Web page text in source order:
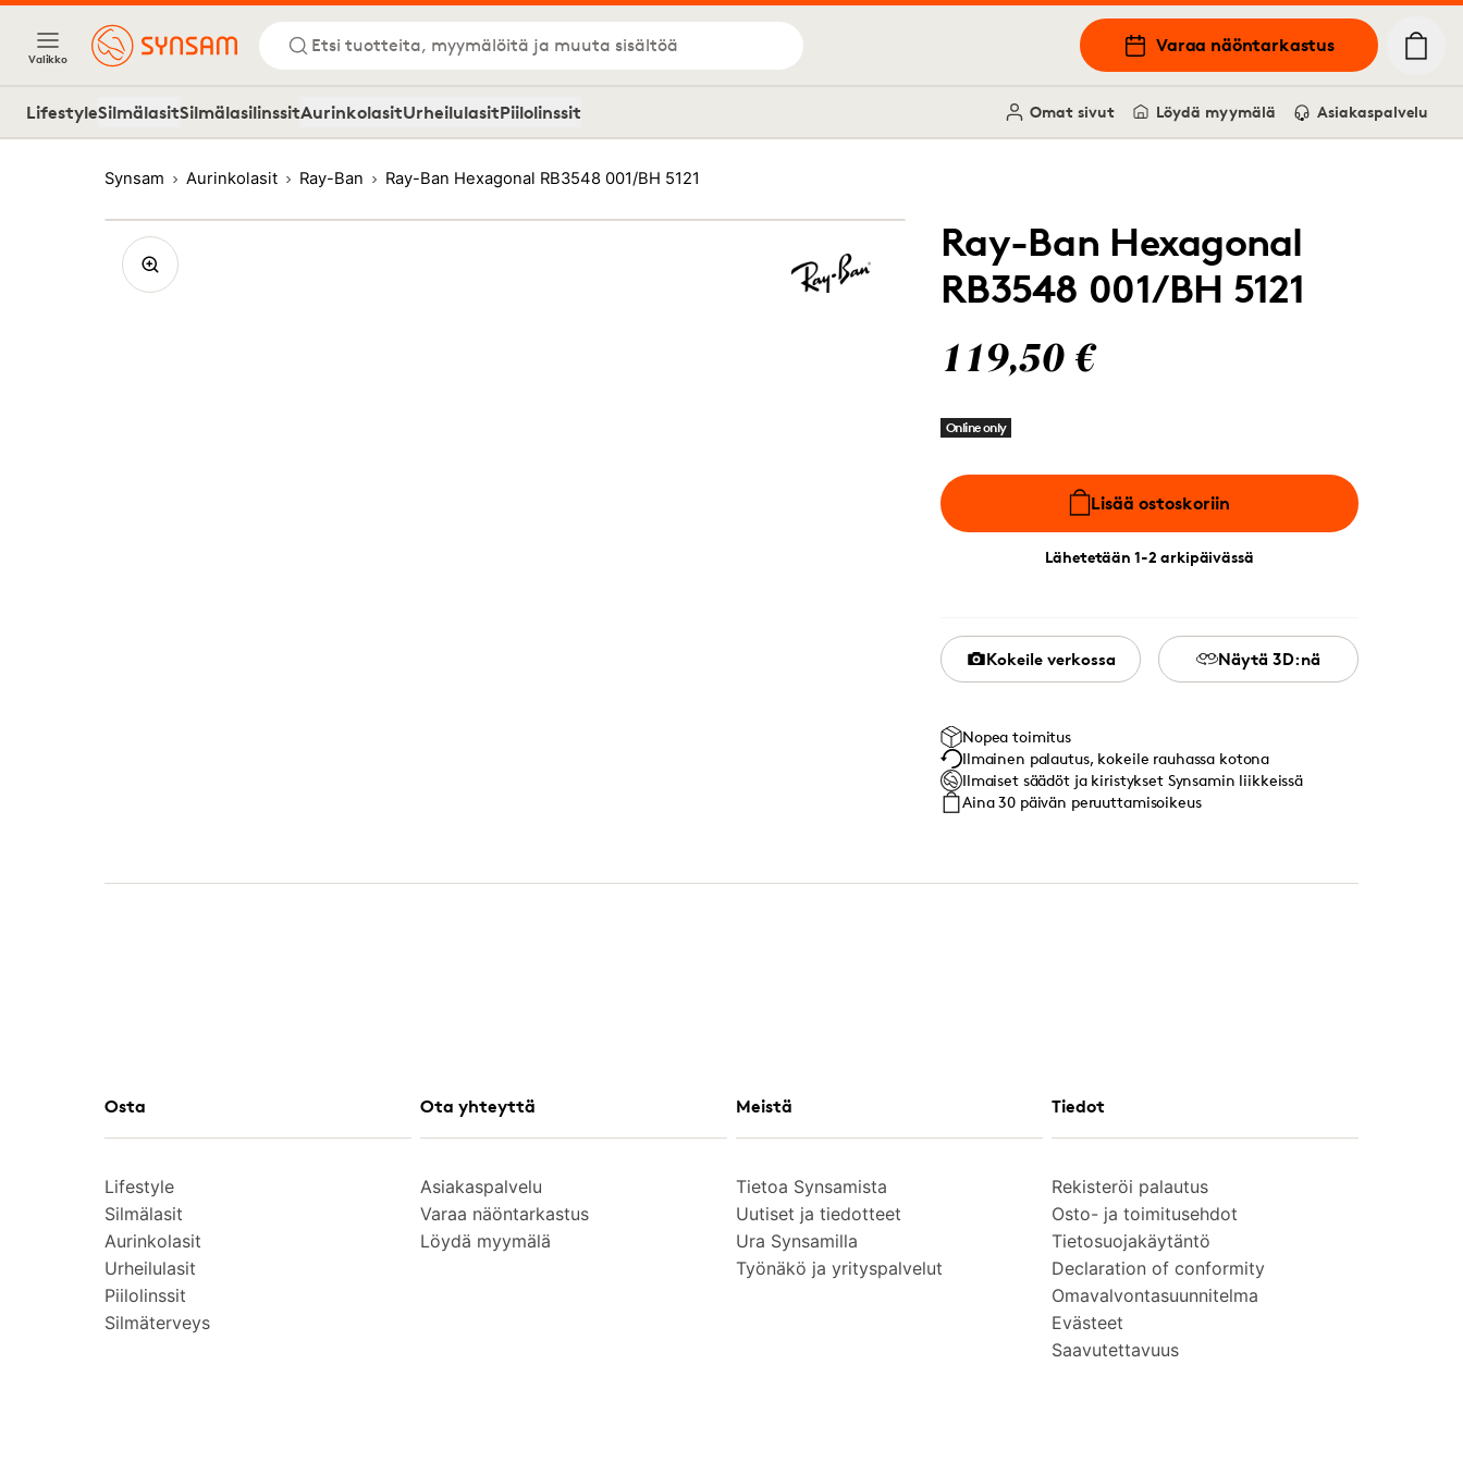
Valikko
Etsi tuotteita, myymälöitä ja muuta sisältöä Varaa näöntarkastus
LifestyleSilmälasitSilmälasilinssitAurinkolasitUrheilulasitPiilolinssit Omat sivut Löydä myymälä Asiakaspalvelu
Synsam Aurinkolasit Ray-Ban Ray-Ban Hexagonal RB3548 001/BH 5121
Ray-Ban Hexagonal
RB3548 001/BH 5121
119,50 €
Online only
Lisää ostoskoriin
Lähetetään 1-2 arkipäivässä
Kokeile verkossa Näytä 3D:nä
Nopea toimitus
Ilmainen palautus, kokeile rauhassa kotona
Ilmaiset säädöt ja kiristykset Synsamin liikkeissä
Aina 30 päivän peruuttamisoikeus
Osta
Lifestyle
Silmälasit
Aurinkolasit
Urheilulasit
Piilolinssit
Silmäterveys
Ota yhteyttä
Asiakaspalvelu
Varaa näöntarkastus
Löydä myymälä
Meistä
Tietoa Synsamista
Uutiset ja tiedotteet
Ura Synsamilla
Työnäkö ja yrityspalvelut
Tiedot
Rekisteröi palautus
Osto- ja toimitusehdot
Tietosuojakäytäntö
Declaration of conformity
Omavalvontasuunnitelma
Evästeet
Saavutettavuus